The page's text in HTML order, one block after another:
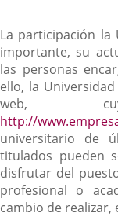
La participación la
importante, su
las personas
ello, la
web,
http://
universitario de
titulados pueden
disfrutar del
profesional o
cambio de realizar,